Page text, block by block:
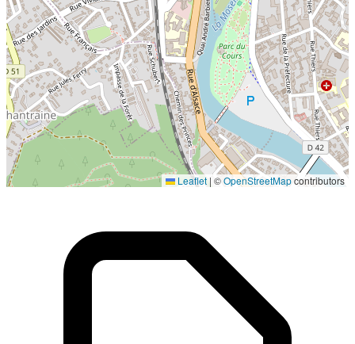
Localisation en cours...
Leaflet | ©OpenStreetMapcontributors